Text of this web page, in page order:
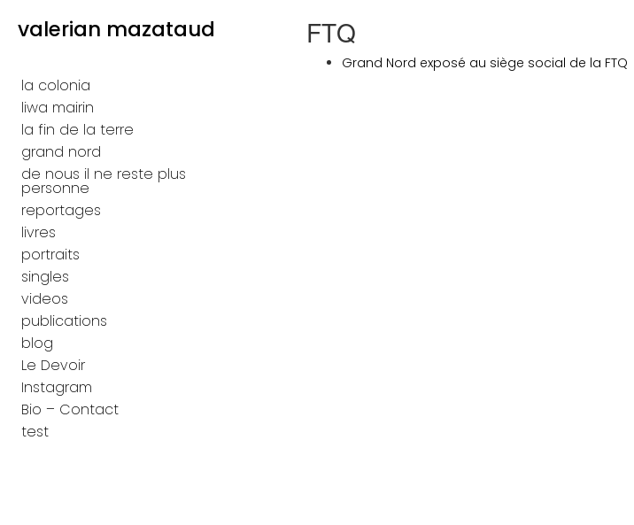
valerian mazataud
la colonia
liwa mairin
la fin de la terre
grand nord
de nous il ne reste plus
personne
reportages
livres
portraits
singles
videos
publications
blog
Le Devoir
Instagram
Bio – Contact
test
FTQ
Grand Nord exposé au siège social de la FTQ